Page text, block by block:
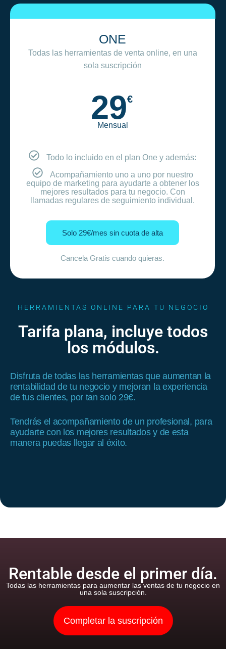
ONE
Todas las herramientas de venta online, en una
sola suscripción
29€
Mensual
Todo lo incluido en el plan One y además:
Acompañamiento uno a uno por nuestro
equipo de marketing para ayudarte a obtener los
mejores resultados para tu negocio. Con
llamadas regulares de seguimiento individual.
Solo 29€/mes sin cuota de alta
Cancela Gratis cuando quieras.
HERRAMIENTAS ONLINE PARA TU NEGOCIO
Tarifa plana, incluye todos
los módulos.
Disfruta de todas las herramientas que aumentan la
rentabilidad de tu negocio y mejoran la experiencia
de tus clientes, por tan solo 29€.
Tendrás el acompañamiento de un profesional, para
ayudarte con los mejores resultados y de esta
manera puedas llegar al éxito.
Rentable desde el primer día.
Todas las herramientas para aumentar las ventas de tu negocio en
una sola suscripción.
Completar la suscripción